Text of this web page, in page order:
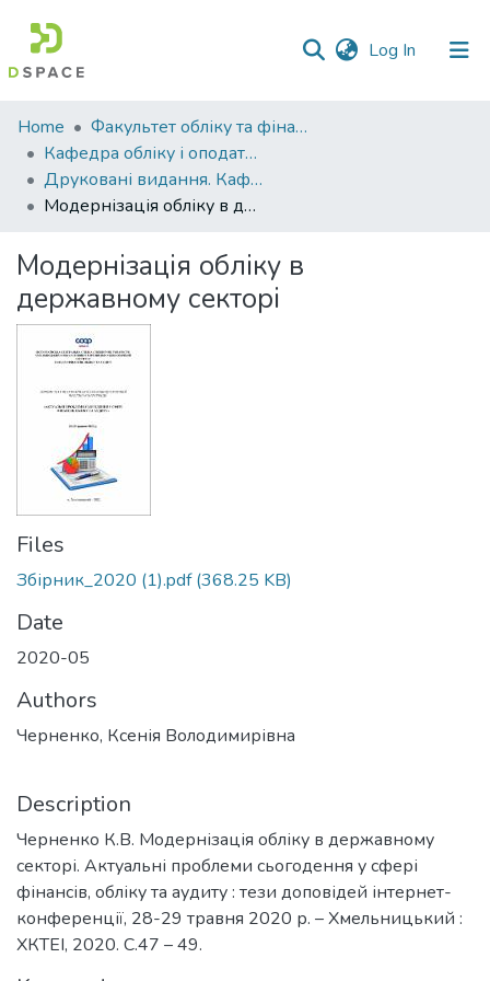
Log In (current)
Communities
&
Collections
All of DSpace
Statistics
Home
Факультет обліку та фінансів
Кафедра обліку і оподаткування
Друковані видання. Кафедра обліку і оподаткування
Модернізація обліку в державному секторі
Модернізація обліку в
державному секторі
Files
Збірник_2020 (1).pdf(368.25 KB)
Date
2020-05
Authors
Черненко, Ксенія Володимирівна
Description
Черненко К.В. Модернізація обліку в державному
секторі. Актуальні проблеми сьогодення у сфері
фінансів, обліку та аудиту : тези доповідей інтернет-
конференції, 28-29 травня 2020 р. – Хмельницький :
ХКТЕІ, 2020. С.47 – 49.